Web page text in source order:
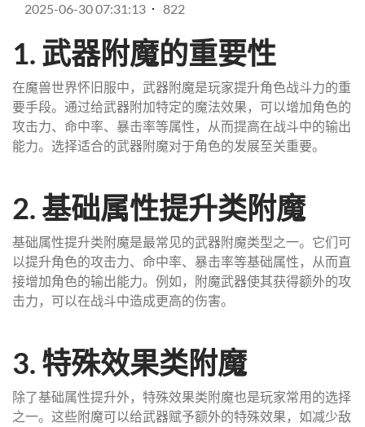
2025-06-30 07:31:13 822
1. 武器附魔的重要性
在魔兽世界怀旧服中，武器附魔是玩家提升角色战斗力的重
要手段。通过给武器附加特定的魔法效果，可以增加角色的
攻击力、命中率、暴击率等属性，从而提高在战斗中的输出
能力。选择适合的武器附魔对于角色的发展至关重要。
2. 基础属性提升类附魔
基础属性提升类附魔是最常见的武器附魔类型之一。它们可
以提升角色的攻击力、命中率、暴击率等基础属性，从而直
接增加角色的输出能力。例如，附魔武器使其获得额外的攻
击力，可以在战斗中造成更高的伤害。
3. 特殊效果类附魔
除了基础属性提升外，特殊效果类附魔也是玩家常用的选择
之一。这些附魔可以给武器赋予额外的特殊效果，如减少敌